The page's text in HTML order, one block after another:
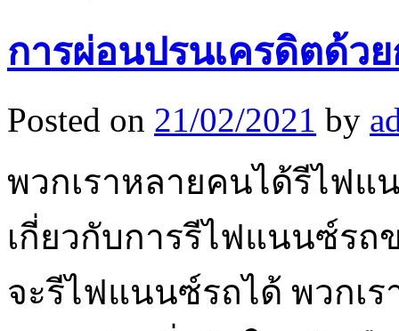
การผ่อนปรนเครดิตด้ว
Posted on 21/02/2021 by
พวกเราหลายคนได้รีไฟ
เกี่ยวกับการรีไฟแนนซ์ร
จะรีไฟแนนซ์รถได้ พวกเ